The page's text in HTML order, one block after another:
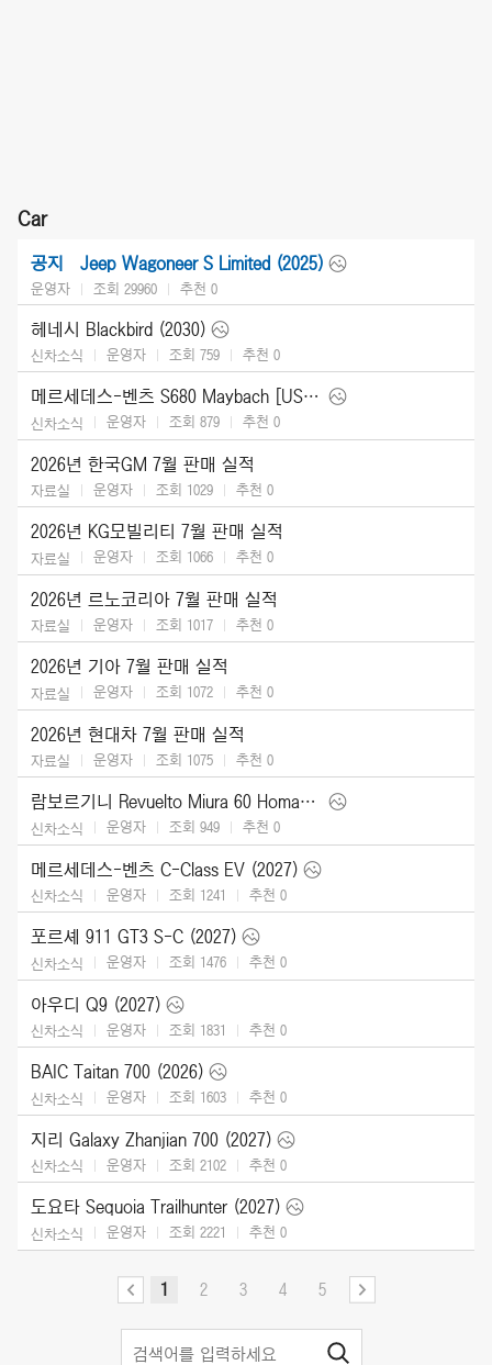
Car
공지 Jeep Wagoneer S Limited (2025)
운영자 조회 29960 추천 0
헤네시 Blackbird (2030)
신차소식 운영자 조회 759 추천 0
메르세데스-벤츠 S680 Maybach [US] (2027)
신차소식 운영자 조회 879 추천 0
2026년 한국GM 7월 판매 실적
자료실 운영자 조회 1029 추천 0
2026년 KG모빌리티 7월 판매 실적
자료실 운영자 조회 1066 추천 0
2026년 르노코리아 7월 판매 실적
자료실 운영자 조회 1017 추천 0
2026년 기아 7월 판매 실적
자료실 운영자 조회 1072 추천 0
2026년 현대차 7월 판매 실적
자료실 운영자 조회 1075 추천 0
람보르기니 Revuelto Miura 60 Homage (2026)
신차소식 운영자 조회 949 추천 0
메르세데스-벤츠 C-Class EV (2027)
신차소식 운영자 조회 1241 추천 0
포르셰 911 GT3 S-C (2027)
신차소식 운영자 조회 1476 추천 0
아우디 Q9 (2027)
신차소식 운영자 조회 1831 추천 0
BAIC Taitan 700 (2026)
신차소식 운영자 조회 1603 추천 0
지리 Galaxy Zhanjian 700 (2027)
신차소식 운영자 조회 2102 추천 0
도요타 Sequoia Trailhunter (2027)
신차소식 운영자 조회 2221 추천 0
1 2 3 4 5